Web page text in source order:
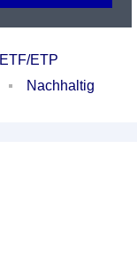
ETF/ETP
Nachhaltig